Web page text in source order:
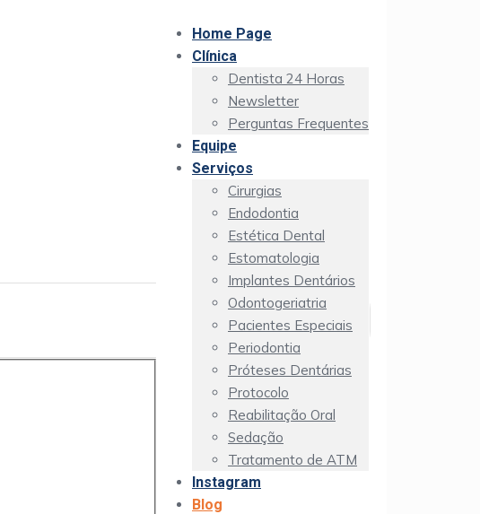
Home Page
Clínica
Dentista 24 Horas
Newsletter
Perguntas Frequentes
Equipe
Serviços
Cirurgias
Endodontia
Estética Dental
Estomatologia
Implantes Dentários
Odontogeriatria
Pacientes Especiais
Periodontia
Próteses Dentárias
Protocolo
Reabilitação Oral
Sedação
Tratamento de ATM
Instagram
Blog